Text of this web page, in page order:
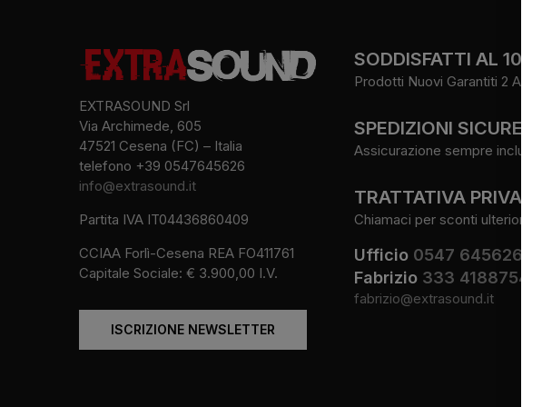
EXTRASOUND Srl
Via Archimede, 605
47521 Cesena (FC) – Italia
telefono +39 0547645626
info@extrasound.it
Partita IVA IT04436860409
CCIAA Forlì-Cesena REA FO411761
Capitale Sociale: € 3.900,00 I.V.
ISCRIZIONE NEWSLETTER
SODDISFATTI AL 100%
Prodotti Nuovi Garantiti 2 Anni.
SPEDIZIONI SICURE
Assicurazione sempre inclusa.
TRATTATIVA PRIVATA
Chiamaci per sconti ulteriori.
Ufficio 0547 645626
Fabrizio 333 4188754
fabrizio@extrasound.it